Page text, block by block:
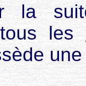
la
les